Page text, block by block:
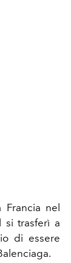
nel
si trasferì a
di essere